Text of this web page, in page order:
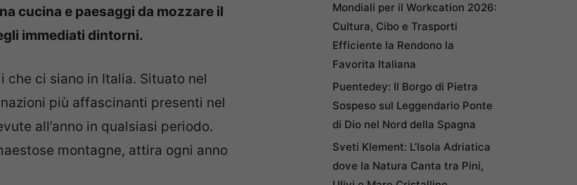
cucina e paesaggi da mozzare il
immediati dintorni.
ci siano in Italia. Situato nel
più affascinanti presenti nel
all’anno in qualsiasi periodo.
montagne, attira ogni anno
Mondiali per il Workcation 2026:
Cultura, Cibo e Trasporti
Efficiente la Rendono la
Favorita Italiana
Puentedey: Il Borgo di Pietra
Sospeso sul Leggendario Ponte
di Dio nel Nord della Spagna
Sveti Klement: L’Isola Adriatica
dove la Natura Canta tra Pini,